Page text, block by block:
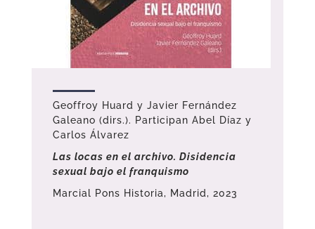
Geoffroy Huard y Javier Fernández
Galeano (dirs.). Participan Abel Díaz y
Carlos Álvarez
Las locas en el archivo. Disidencia
sexual bajo el franquismo
Marcial Pons Historia, Madrid, 2023